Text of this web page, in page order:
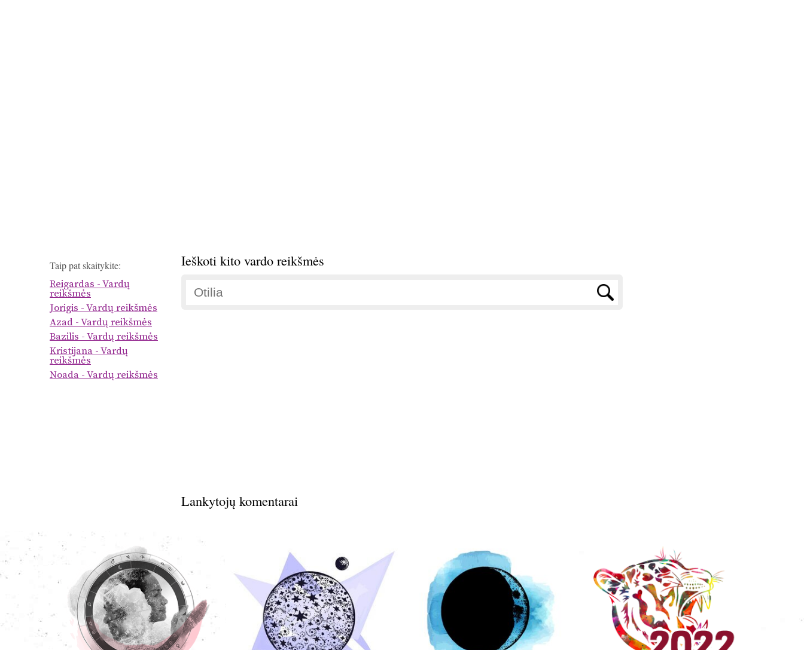
Taip pat skaitykite:
Reigardas - Vardų
reikšmės
Jorigis - Vardų reikšmės
Azad - Vardų reikšmės
Bazilis - Vardų reikšmės
Kristijana - Vardų
reikšmės
Noada - Vardų reikšmės
Ieškoti kito vardo reikšmės
Lankytojų komentarai